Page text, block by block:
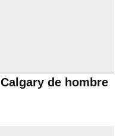
Calgary de hombre